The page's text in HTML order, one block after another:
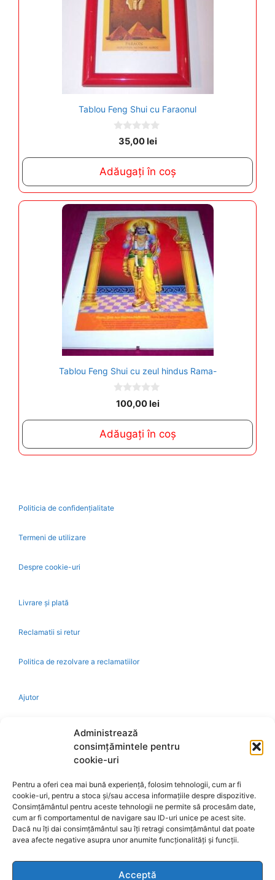
Administrează
consimțămintele pentru
cookie-uri
Pentru a oferi cea mai bună experiență, folosim tehnologii, cum ar fi
cookie-uri, pentru a stoca și/sau accesa informațiile despre dispozitive.
Consimțământul pentru aceste tehnologii ne permite să procesăm date,
cum ar fi comportamentul de navigare sau ID-uri unice pe acest site.
Dacă nu îți dai consimțământul sau îți retragi consimțământul dat poate
avea afecte negative asupra unor anumite funcționalități și funcții.
Acceptă
Tablou Feng Shui cu Faraonul
o
5
35,00lei
Adăugați în coș
Tablou Feng Shui cu zeul hindus Rama-
0
o
o
5
100,00lei
Adăugați în coș
Politicia de confidențialitate
Termeni de utilizare
Despre cookie-uri
Livrare și plată
Reclamatii si retur
Politica de rezolvare a reclamatiilor
Ajutor
Retragere din contract
A.N.P.C.